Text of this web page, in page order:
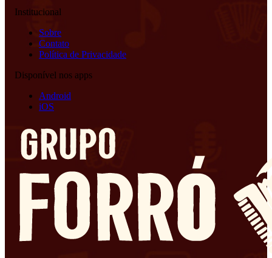
Institucional
Sobre
Contato
Política de Privacidade
Disponível nos apps
Android
iOS